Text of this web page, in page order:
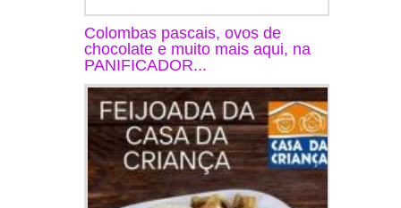
Colombas pascais, ovos de
chocolate e muito mais aqui, na
PANIFICADOR...